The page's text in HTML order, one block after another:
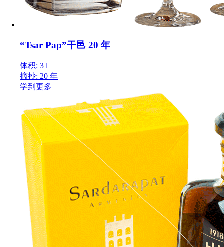
“Tsar Pap”干邑 20 年
体积: 3 l
摘抄: 20 年
学到更多